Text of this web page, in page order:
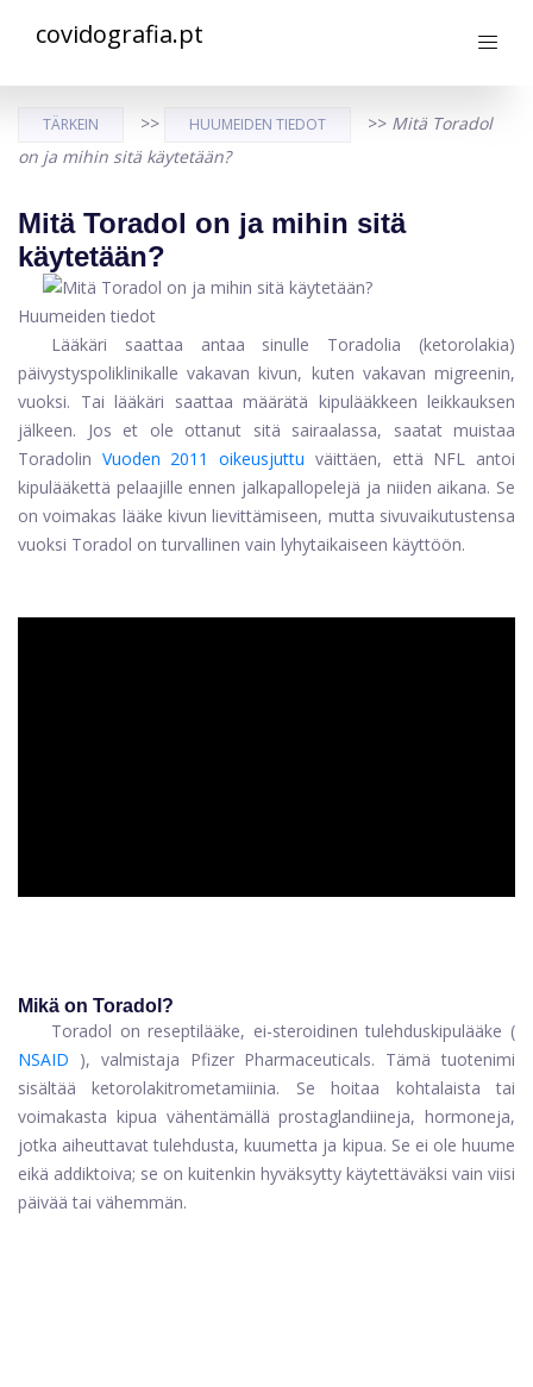
covidografia.pt
TÄRKEIN >> HUUMEIDEN TIEDOT >> Mitä Toradol
on ja mihin sitä käytetään?
Mitä Toradol on ja mihin sitä
käytetään?
Huumeiden tiedot
Lääkäri saattaa antaa sinulle Toradolia (ketorolakia)
päivystyspoliklinikalle vakavan kivun, kuten vakavan migreenin,
vuoksi. Tai lääkäri saattaa määrätä kipulääkkeen leikkauksen
jälkeen. Jos et ole ottanut sitä sairaalassa, saatat muistaa
Toradolin Vuoden 2011 oikeusjuttu väittäen, että NFL antoi
kipulääkettä pelaajille ennen jalkapallopelejä ja niiden aikana. Se
on voimakas lääke kivun lievittämiseen, mutta sivuvaikutustensa
vuoksi Toradol on turvallinen vain lyhytaikaiseen käyttöön.
Mikä on Toradol?
Toradol on reseptilääke, ei-steroidinen tulehduskipulääke (
NSAID ), valmistaja Pfizer Pharmaceuticals. Tämä tuotenimi
sisältää ketorolakitrometamiinia. Se hoitaa kohtalaista tai
voimakasta kipua vähentämällä prostaglandiineja, hormoneja,
jotka aiheuttavat tulehdusta, kuumetta ja kipua. Se ei ole huume
eikä addiktoiva; se on kuitenkin hyväksytty käytettäväksi vain viisi
päivää tai vähemmän.